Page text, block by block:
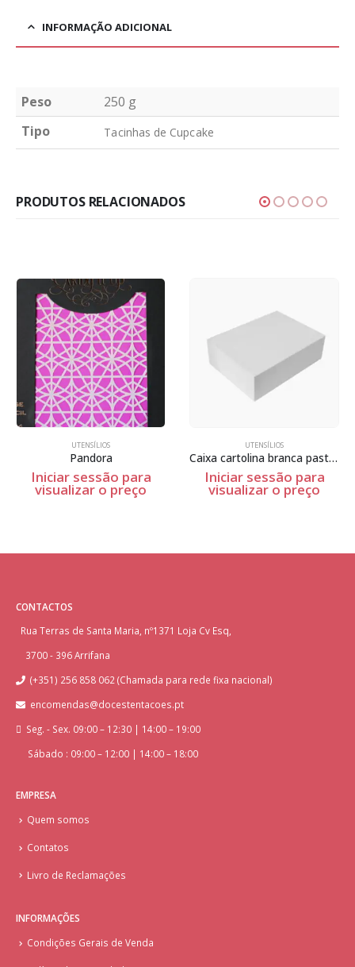
INFORMAÇÃO ADICIONAL
Peso
250 g
Tipo
Tacinhas de Cupcake
PRODUTOS RELACIONADOS
UTENSÍLIOS
Pandora
Iniciar sessão para
visualizar o preço
UTENSÍLIOS
Caixa cartolina branca pasteis
Iniciar sessão para
visualizar o preço
CONTACTOS
Rua Terras de Santa Maria, nº1371 Loja Cv Esq,
3700 - 396 Arrifana
(+351) 256 858 062 (Chamada para rede fixa nacional)
encomendas@docestentacoes.pt
Seg. - Sex. 09:00 – 12:30 | 14:00 – 19:00
Sábado : 09:00 – 12:00 | 14:00 – 18:00
EMPRESA
Quem somos
Contatos
Livro de Reclamações
INFORMAÇÕES
Condições Gerais de Venda